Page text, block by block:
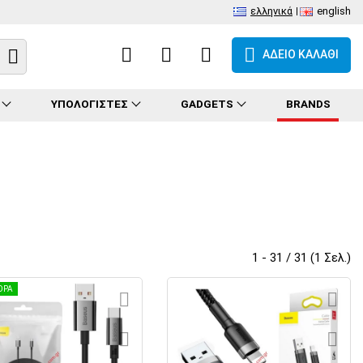
ελληνικά english
ΑΔΕΙΟ ΚΑΛΑΘΙ
ΥΠΟΛΟΓΙΣΤΕΣ GADGETS BRANDS
1 - 31 / 31 (1 Σελ.)